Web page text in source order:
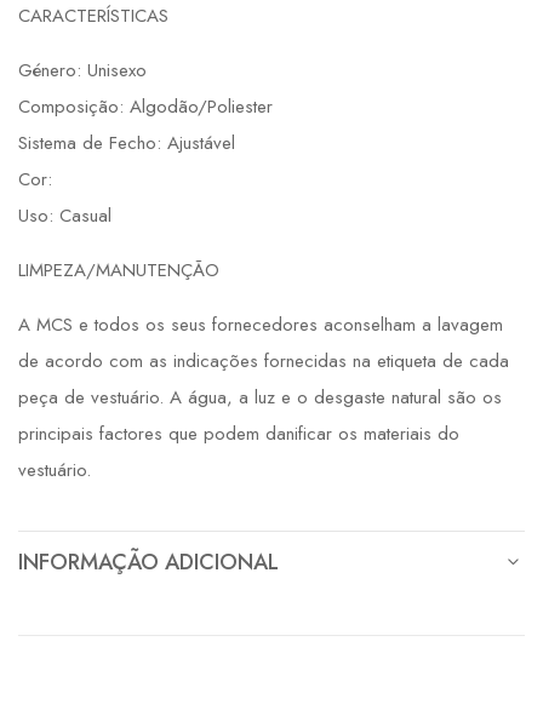
CARACTERÍSTICAS
Género: Unisexo
Composição: Algodão/Poliester
Sistema de Fecho: Ajustável
Cor:
Uso: Casual
LIMPEZA/MANUTENÇÃO
A MCS e todos os seus fornecedores aconselham a lavagem
de acordo com as indicações fornecidas na etiqueta de cada
peça de vestuário. A água, a luz e o desgaste natural são os
principais factores que podem danificar os materiais do
vestuário.
INFORMAÇÃO ADICIONAL